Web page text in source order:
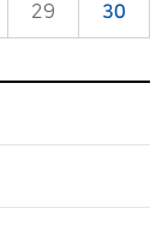
29 30